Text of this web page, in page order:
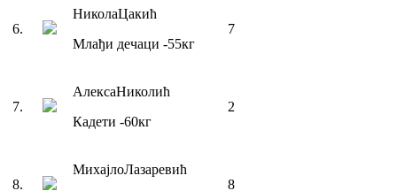
6.
НиколаЦакић
Млађи дечаци -55кг
7
7.
АлексаНиколић
Кадети -60кг
2
8.
МихајлоЛазаревић
8